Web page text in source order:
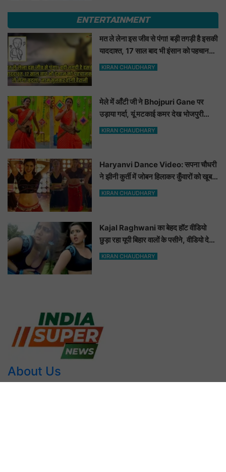
ENTERTAINMENT
मत ले लेना इस जीव से पंगा! बड़ी तगड़ी है इसकी
याददाश्त, 17 साल बाद भी इंसान को पहचानकर
ले लेगा बदला, नाम सुनकर होगी हैरानी...
KIRAN CHAUDHARY
मेले में आँटी जी ने Bhojpuri Gane पर
उड़ाया गर्दा, यूं मटकाई कमर देख भोजपुरी
हसीनाएं भी शरमाई a
KIRAN CHAUDHARY
Haryanvi Dance Video: सपना चौधरी
ने झीनी कुर्ती में जोबन हिलाकर कुँवारों को खूब
ललचाया, यूट्यूब पर छाया Hot Dance
KIRAN CHAUDHARY
Kajal Raghwani का बेहद हॉट वीडियो
छुड़ा रहा यूपी बिहार वालों के पसीने, वीडियो देख
आप भी हो जाओगे बेकाबू
KIRAN CHAUDHARY
About Us